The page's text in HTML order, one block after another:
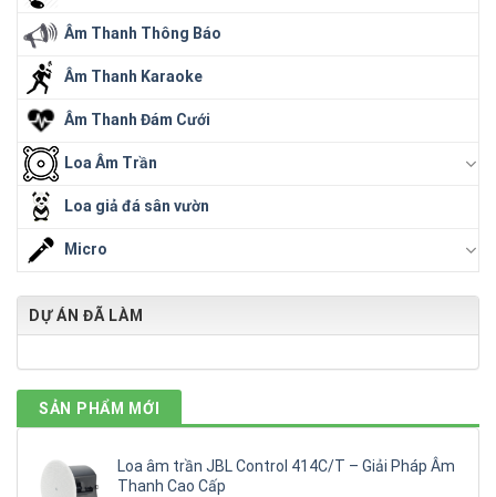
Âm Thanh Thông Báo
Âm Thanh Karaoke
Âm Thanh Đám Cưới
Loa Âm Trần
Loa giả đá sân vườn
Micro
DỰ ÁN ĐÃ LÀM
SẢN PHẨM MỚI
Loa âm trần JBL Control 414C/T – Giải Pháp Âm
Thanh Cao Cấp